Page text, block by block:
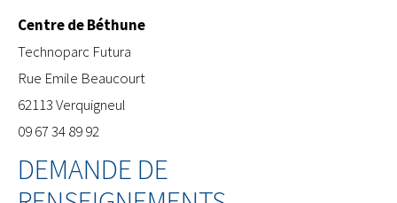
Centre de Béthune
​Technoparc Futura
Rue Emile Beaucourt
62113 Verquigneul
09 67 34 89 92
DEMANDE DE